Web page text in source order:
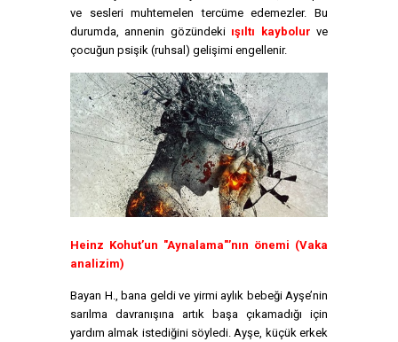
ve sesleri muhtemelen tercüme edemezler. Bu
durumda, annenin gözündeki ışıltı kaybolur ve
çocuğun psişik (ruhsal) gelişimi engellenir.
Heinz Kohut’un "Aynalama"’nın önemi (Vaka
analizim)
Bayan H., bana geldi ve yirmi aylık bebeği Ayşe’nin
sarılma davranışına artık başa çıkamadığı için
yardım almak istediğini söyledi. Ayşe, küçük erkek